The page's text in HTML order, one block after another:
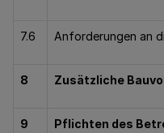
7.6 Anforderungen an
8 Zusätzliche
9 Pflichten des